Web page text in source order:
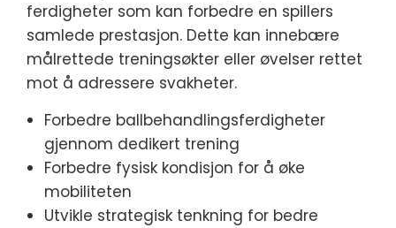
ferdigheter som kan forbedre en spillers
samlede prestasjon. Dette kan innebære
målrettede treningsøkter eller øvelser rettet
mot å adressere svakheter.
Forbedre ballbehandlingsferdigheter
gjennom dedikert trening
Forbedre fysisk kondisjon for å øke
mobiliteten
Utvikle strategisk tenkning for bedre